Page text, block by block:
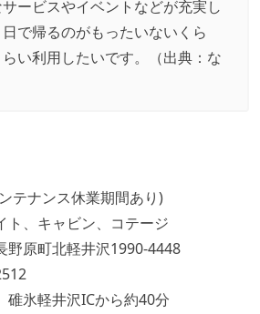
ービスやイベントなどが充実し
で帰るのがもったいないくら
い利用したいです。（出典： な
テナンス休業期間あり)
ト、キャビン、コテージ
野原町北軽井沢1990-4448
氷軽井沢ICから約40分